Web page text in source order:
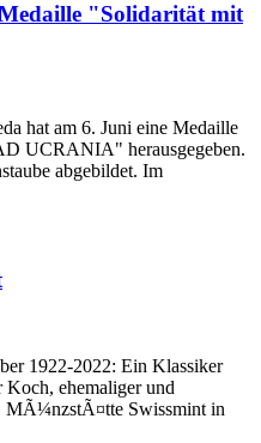
"Solidarität mit
hat am 6. Juni eine Medaille
UCRANIA" herausgegeben.
abgebildet. Im
1922-2022: Ein Klassiker
Koch, ehemaliger und
MÃ¼nzstÃ¤tte Swissmint in